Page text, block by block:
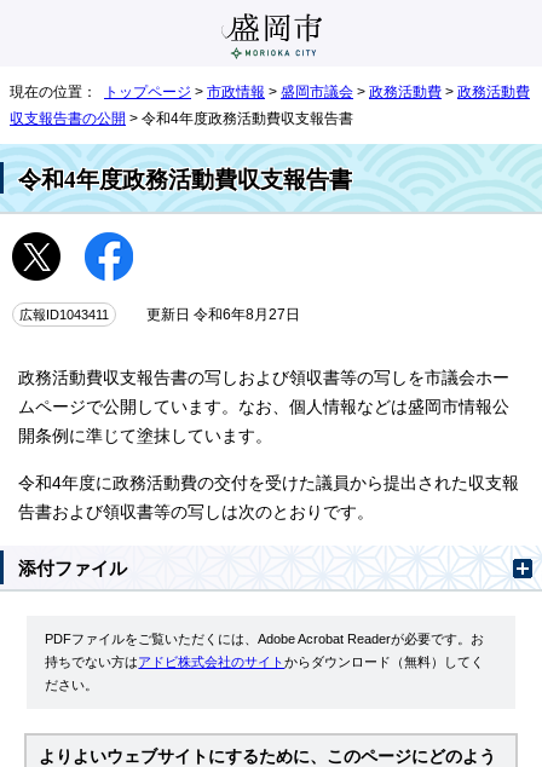
現在の位置： トップページ > 市政情報 > 盛岡市議会 > 政務活動費 > 政務活動費
収支報告書の公開 > 令和4年度政務活動費収支報告書
令和4年度政務活動費収支報告書
広報ID1043411 更新日 令和6年8月27日
政務活動費収支報告書の写しおよび領収書等の写しを市議会ホー
ムページで公開しています。なお、個人情報などは盛岡市情報公
開条例に準じて塗抹しています。
令和4年度に政務活動費の交付を受けた議員から提出された収支報
告書および領収書等の写しは次のとおりです。
添付ファイル
PDFファイルをご覧いただくには、Adobe Acrobat Readerが必要です。お
持ちでない方はアドビ株式会社のサイトからダウンロード（無料）してく
ださい。
よりよいウェブサイトにするために、このページにどのよう